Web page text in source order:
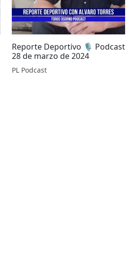
Reporte Deportivo 🎙️ Podcast
28 de marzo de 2024
PL Podcast